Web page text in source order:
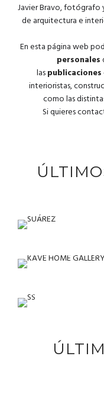
Javier Bravo,
de arquitectura e
En esta página web
personales
laspublicaciones
interioristas,
como las
Si quieres
SUÁREZ